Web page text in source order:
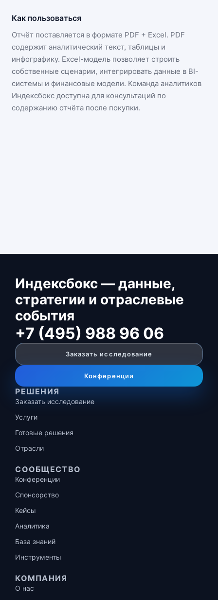
Как пользоваться
Отчёт поставляется в формате PDF + Excel. PDF
содержит аналитический текст, таблицы и
инфографику. Excel-модель позволяет строить
собственные сценарии, интегрировать данные в BI-
системы и финансовые модели. Команда аналитиков
Индексбокс доступна для консультаций по
содержанию отчёта после покупки.
Индексбокс — данные,
стратегии и отраслевые
события
+7 (495) 988 96 06
Заказать исследование
Конференции
РЕШЕНИЯ
Заказать исследование
Услуги
Готовые решения
Отрасли
СООБЩЕСТВО
Конференции
Спонсорство
Кейсы
Аналитика
База знаний
Инструменты
КОМПАНИЯ
О нас